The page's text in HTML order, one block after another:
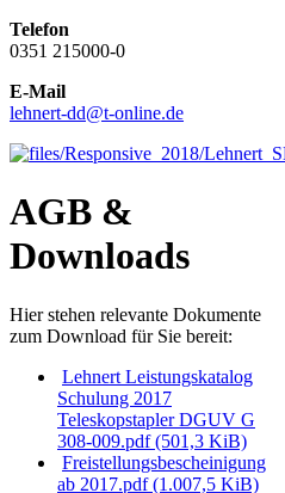
Telefon
0351 215000-0
E-Mail
lehnert-dd@t-online.de
AGB &
Downloads
Hier stehen relevante Dokumente
zum Download für Sie bereit:
Lehnert Leistungskatalog
Schulung 2017
Teleskopstapler DGUV G
308-009.pdf(501,3 KiB)
Freistellungsbescheinigung
ab 2017.pdf(1.007,5 KiB)